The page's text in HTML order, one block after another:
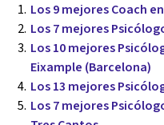
Los 9 mejores Coach
Los 7 mejores
Los 10 mejores
Eixample (Barcelona)
Los 13 mejores
Los 7 mejores